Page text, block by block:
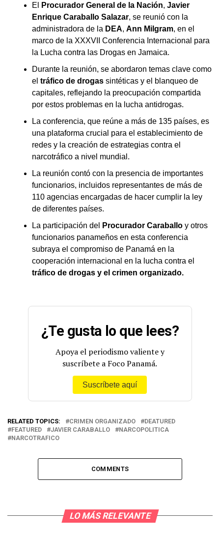
El Procurador General de la Nación, Javier
Enrique Caraballo Salazar, se reunió con la
administradora de la DEA, Ann Milgram, en el
marco de la XXXVII Conferencia Internacional para
la Lucha contra las Drogas en Jamaica.
Durante la reunión, se abordaron temas clave como
el tráfico de drogas sintéticas y el blanqueo de
capitales, reflejando la preocupación compartida
por estos problemas en la lucha antidrogas.
La conferencia, que reúne a más de 135 países, es
una plataforma crucial para el establecimiento de
redes y la creación de estrategias contra el
narcotráfico a nivel mundial.
La reunión contó con la presencia de importantes
funcionarios, incluidos representantes de más de
110 agencias encargadas de hacer cumplir la ley
de diferentes países.
La participación del
Procurador Caraballo y otros
funcionarios panameños en esta conferencia
subraya el compromiso de Panamá en la
cooperación internacional en la lucha contra el
tráfico de drogas y el crimen organizado.
¿Te gusta lo que lees?
Apoya el periodismo valiente y
suscríbete a Foco Panamá.
Suscríbete aquí
RELATED TOPICS: CRIMEN ORGANIZADO
DEATURED
FEATURED
JAVIER CARABALLO
NARCOPOLITICA
NARCOTRAFICO
COMMENTS
LO MÁS RELEVANTE